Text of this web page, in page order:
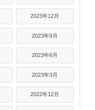
2023年12月
2023年9月
2023年6月
2023年3月
2022年12月